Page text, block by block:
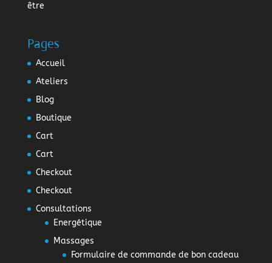
être
Pages
Accueil
Ateliers
Blog
Boutique
Cart
Cart
Checkout
Checkout
Consultations
Energétique
Massages
Formulaire de commande de bon cadeau